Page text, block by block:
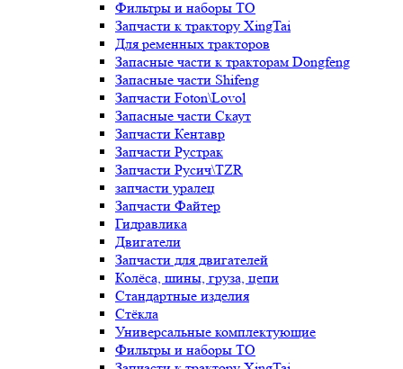
Фильтры и наборы ТО
Запчасти к трактору XingTai
Для ременных тракторов
Запасные части к тракторам Dongfeng
Запасные части Shifeng
Запчасти Foton\Lovol
Запасные части Скаут
Запчасти Кентавр
Запчасти Рустрак
Запчасти Русич\TZR
запчасти уралец
Запчасти Файтер
Гидравлика
Двигатели
Запчасти для двигателей
Колёса, шины, груза, цепи
Стандартные изделия
Стёкла
Универсальные комплектующие
Фильтры и наборы ТО